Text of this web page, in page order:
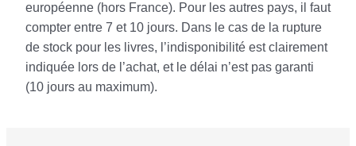
européenne (hors France). Pour les autres pays, il faut
compter entre 7 et 10 jours. Dans le cas de la rupture
de stock pour les livres, l’indisponibilité est clairement
indiquée lors de l’achat, et le délai n’est pas garanti
(10 jours au maximum).